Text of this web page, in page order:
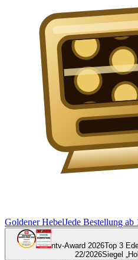
Goldener HebelJede Bestellung
ntv-Award 2026Top 3
22/2026Siegel